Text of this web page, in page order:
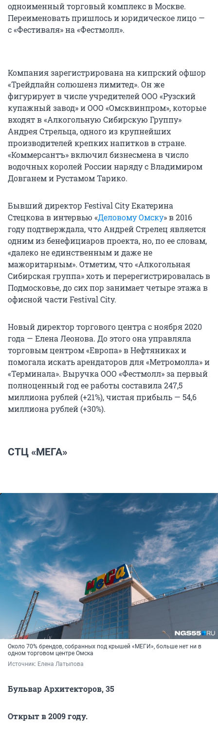
одноименный торговый комплекс в Москве.
Переименовать пришлось и юридическое лицо —
с «Фестиваля» на «Фестмолл».
Компания зарегистрирована на кипрский офшор
«Трейдлайн солюшенз лимитед». Он же
фигурирует в числе учредителей ООО «Рузский
купажный завод» и ООО «Омсквинпром», которые
входят в «Алкогольную Сибирскую Группу»
Андрея Стрельца, одного из крупнейших
производителей крепких напитков в стране.
«Коммерсантъ» включил бизнесмена в число
водочных королей России наряду с Владимиром
Довганем и Рустамом Тарико.
Бывший директор Festival City Екатерина
Стецкова в интервью «Деловому Омску» в 2016
году подтверждала, что Андрей Стрелец является
одним из бенефициаров проекта, но, по ее словам,
«далеко не единственным и даже не
мажоритарным». Отметим, что «Алкогольная
Сибирская группа» хоть и перерегистрировалась в
Подмосковье, до сих пор занимает четыре этажа в
офисной части Festival City.
Новый директор торгового центра с ноября 2020
года — Елена Леонова. До этого она управляла
торговым центром «Европа» в Нефтяниках и
помогала искать арендаторов для «Метромолла» и
«Терминала». Выручка ООО «Фестмолл» за первый
полноценный год ее работы составила 247,5
миллиона рублей (+21%), чистая прибыль — 54,6
миллиона рублей (+30%).
СТЦ «МЕГА»
Около 70% брендов, собранных под крышей «МЕГИ», больше нет ни в
одном торговом центре Омска
Источник: Елена Латыпова
Бульвар Архитекторов, 35
Открыт в 2009 году.